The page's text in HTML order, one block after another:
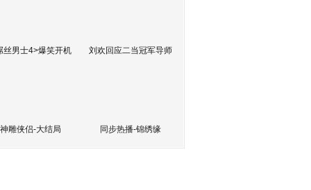
丝男士4>爆笑开机 刘欢回应二当冠军导师
神雕侠侣-大结局 同步热播-锦绣缘